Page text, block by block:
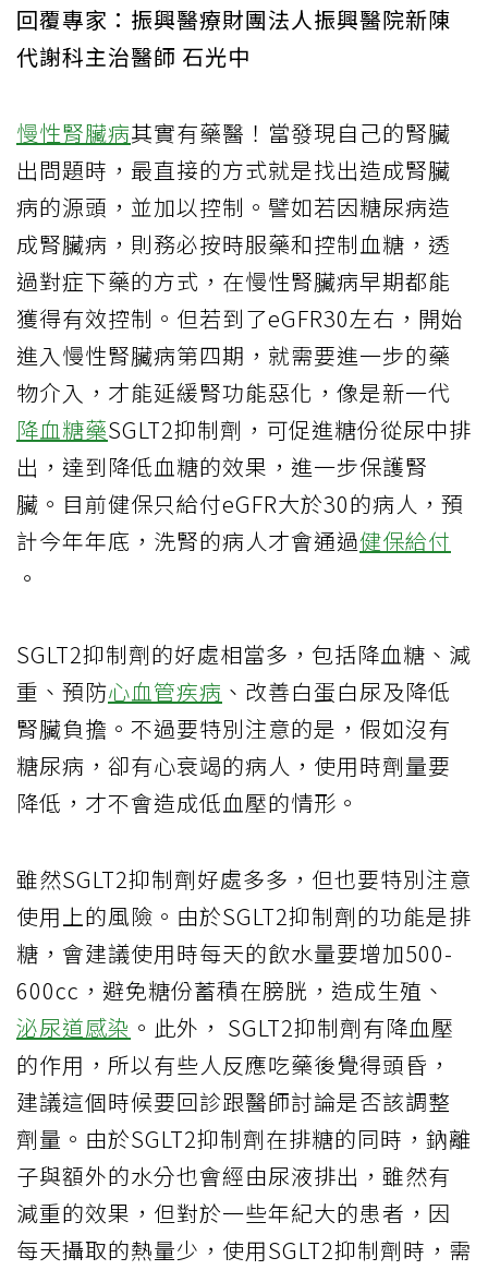
回覆專家：振興醫療財團法人振興醫院新陳
代謝科主治醫師 石光中
慢性腎臟病其實有藥醫！當發現自己的腎臟
出問題時，最直接的方式就是找出造成腎臟
病的源頭，並加以控制。譬如若因糖尿病造
成腎臟病，則務必按時服藥和控制血糖，透
過對症下藥的方式，在慢性腎臟病早期都能
獲得有效控制。但若到了eGFR30左右，開始
進入慢性腎臟病第四期，就需要進一步的藥
物介入，才能延緩腎功能惡化，像是新一代
降血糖藥SGLT2抑制劑，可促進糖份從尿中排
出，達到降低血糖的效果，進一步保護腎
臟。目前健保只給付eGFR大於30的病人，預
計今年年底，洗腎的病人才會通過健保給付
。
SGLT2抑制劑的好處相當多，包括降血糖、減
重、預防心血管疾病 、改善白蛋白尿及降低
腎臟負擔。不過要特別注意的是，假如沒有
糖尿病，卻有心衰竭的病人，使用時劑量要
降低，才不會造成低血壓的情形。
雖然SGLT2抑制劑好處多多，但也要特別注意
使用上的風險。由於SGLT2抑制劑的功能是排
糖，會建議使用時每天的飲水量要增加500-
600cc，避免糖份蓄積在膀胱，造成生殖、
泌尿道感染 。此外， SGLT2抑制劑有降血壓
的作用，所以有些人反應吃藥後覺得頭昏，
建議這個時候要回診跟醫師討論是否該調整
劑量。由於SGLT2抑制劑在排糖的同時，鈉離
子與額外的水分也會經由尿液排出，雖然有
減重的效果，但對於一些年紀大的患者，因
每天攝取的熱量少，使用SGLT2抑制劑時，需